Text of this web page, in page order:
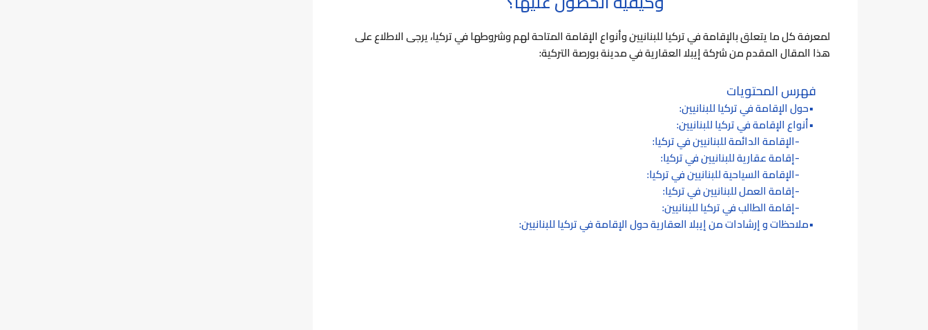
لمعرفة كل ما يتعلق بالإقامة في تركيا للبنانيين وأنواع الإقامة المتاحة لهم وشروطها في تركيا، يرجى الاطلاع على
هذا المقال المقدم من شركة إيبلا العقارية في مدينة بورصة التركية:
فهرس المحتويات
حول الإقامة في تركيا للبنانيين:
أنواع الإقامة في تركيا للبنانيين:
الإقامة الدائمة للبنانيين في تركيا:
إقامة عقارية للبنانيين في تركيا:
الإقامة السياحية للبنانيين في تركيا:
إقامة العمل للبنانيين في تركيا:
إقامة الطالب في تركيا للبنانيين:
ملاحظات و إرشادات من إيبلا العقارية حول الإقامة في تركيا للبنانيين: